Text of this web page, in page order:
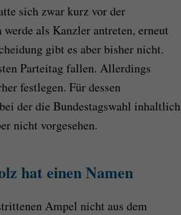
sich zwar kurz vor der
als Kanzler antreten, erneut
gibt es aber bisher nicht.
Parteitag fallen. Allerdings
festlegen. Für dessen
der die Bundestagswahl inhaltlich
nicht vorgesehen.
hat einen Namen
Ampel nicht aus dem